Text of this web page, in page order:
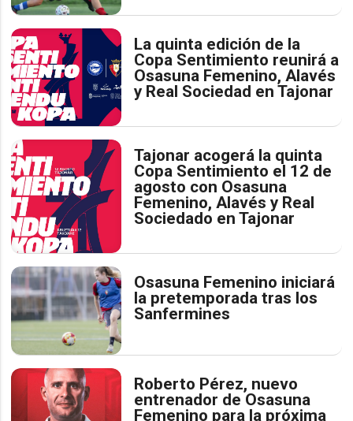
La quinta edición de la
Copa Sentimiento reunirá a
Osasuna Femenino, Alavés
y Real Sociedad en Tajonar
Tajonar acogerá la quinta
Copa Sentimiento el 12 de
agosto con Osasuna
Femenino, Alavés y Real
Sociedado en Tajonar
Osasuna Femenino iniciará
la pretemporada tras los
Sanfermines
Roberto Pérez, nuevo
entrenador de Osasuna
Femenino para la próxima